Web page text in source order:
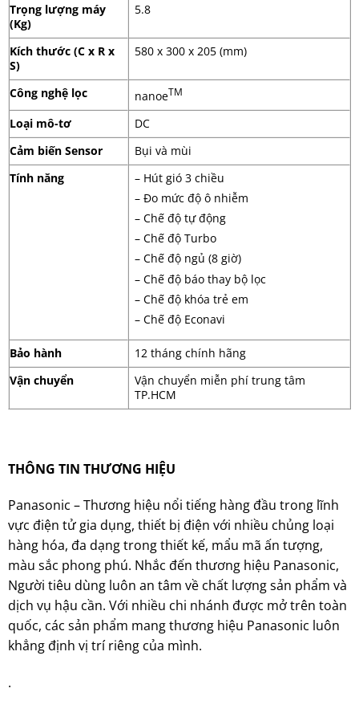
Trọng lượng máy
(Kg)
5.8
Kích thước (C x R x
S)
580 x 300 x 205 (mm)
Công nghệ lọc nanoeTM
Loại mô-tơ
DC
Cảm biến Sensor
Bụi và mùi
Tính năng
– Hút gió 3 chiều
– Đo mức độ ô nhiễm
– Chế độ tự động
– Chế độ Turbo
– Chế độ ngủ (8 giờ)
– Chế độ báo thay bộ lọc
– Chế độ khóa trẻ em
– Chế độ Econavi
Bảo hành
12 tháng chính hãng
Vận chuyển
Vận chuyển miễn phí trung tâm
TP.HCM
THÔNG TIN THƯƠNG HIỆU
Panasonic – Thương hiệu nổi tiếng hàng đầu trong lĩnh
vực điện tử gia dụng, thiết bị điện với nhiều chủng loại
hàng hóa, đa dạng trong thiết kế, mẩu mã ấn tượng,
màu sắc phong phú. Nhắc đến thương hiệu Panasonic,
Người tiêu dùng luôn an tâm về chất lượng sản phẩm và
dịch vụ hậu cần. Với nhiều chi nhánh được mở trên toàn
quốc, các sản phẩm mang thương hiệu Panasonic luôn
khẳng định vị trí riêng của mình.
.